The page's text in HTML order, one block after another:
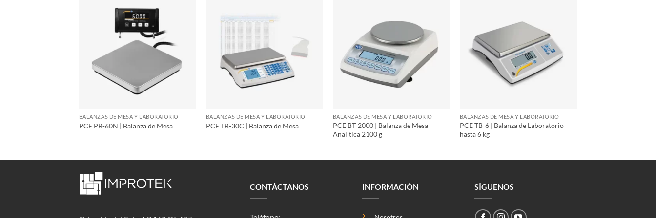
BALANZAS DE MESA Y LABORATORIO
PCE PB-60N | Balanza de Mesa
BALANZAS DE MESA Y LABORATORIO
PCE TB-30C | Balanza de Mesa
BALANZAS DE MESA Y LABORATORIO
PCE BT-2000 | Balanza de Mesa
Analítica 2100 g
BALANZAS DE MESA Y LABORATORIO
PCE TB-6 | Balanza de Laboratorio
hasta 6 kg
CONTÁCTANOS INFORMACIÓN SÍGUENOS